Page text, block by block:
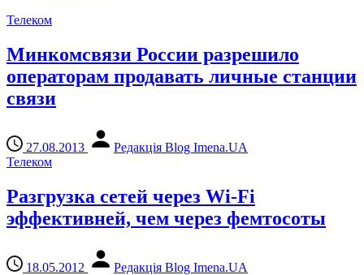
Телеком
Минкомсвязи России разрешило
операторам продавать личные станции
связи
27.08.2013
Редакція Blog Imena.UA
Телеком
Разгрузка сетей через Wi-Fi
эффективней, чем через фемтосоты
18.05.2012 Редакція Blog Imena.UA